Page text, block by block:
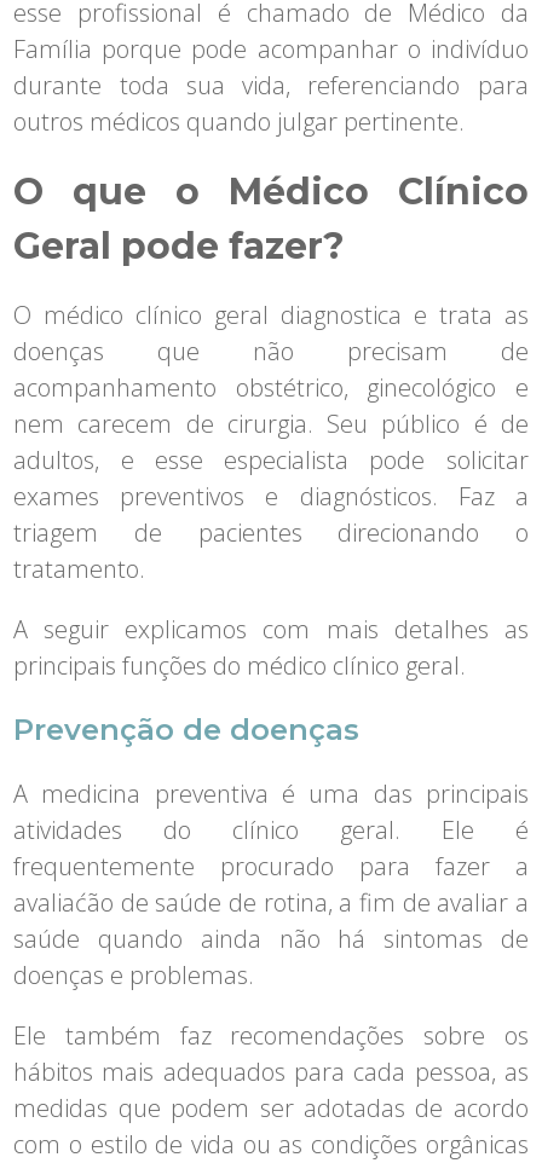
esse profissional é chamado de Médico da
Família porque pode acompanhar o indivíduo
durante toda sua vida, referenciando para
outros médicos quando julgar pertinente.
O que o Médico Clínico
Geral pode fazer?
O médico clínico geral diagnostica e trata as
doenças que não precisam de
acompanhamento obstétrico, ginecológico e
nem carecem de cirurgia. Seu público é de
adultos, e esse especialista pode solicitar
exames preventivos e diagnósticos. Faz a
triagem de pacientes direcionando o
tratamento.
A seguir explicamos com mais detalhes as
principais funções do médico clínico geral.
Prevenção de doenças
A medicina preventiva é uma das principais
atividades do clínico geral. Ele é
frequentemente procurado para fazer a
avaliaćão de saúde de rotina, a fim de avaliar a
saúde quando ainda não há sintomas de
doenças e problemas.
Ele também faz recomendações sobre os
hábitos mais adequados para cada pessoa, as
medidas que podem ser adotadas de acordo
com o estilo de vida ou as condições orgânicas